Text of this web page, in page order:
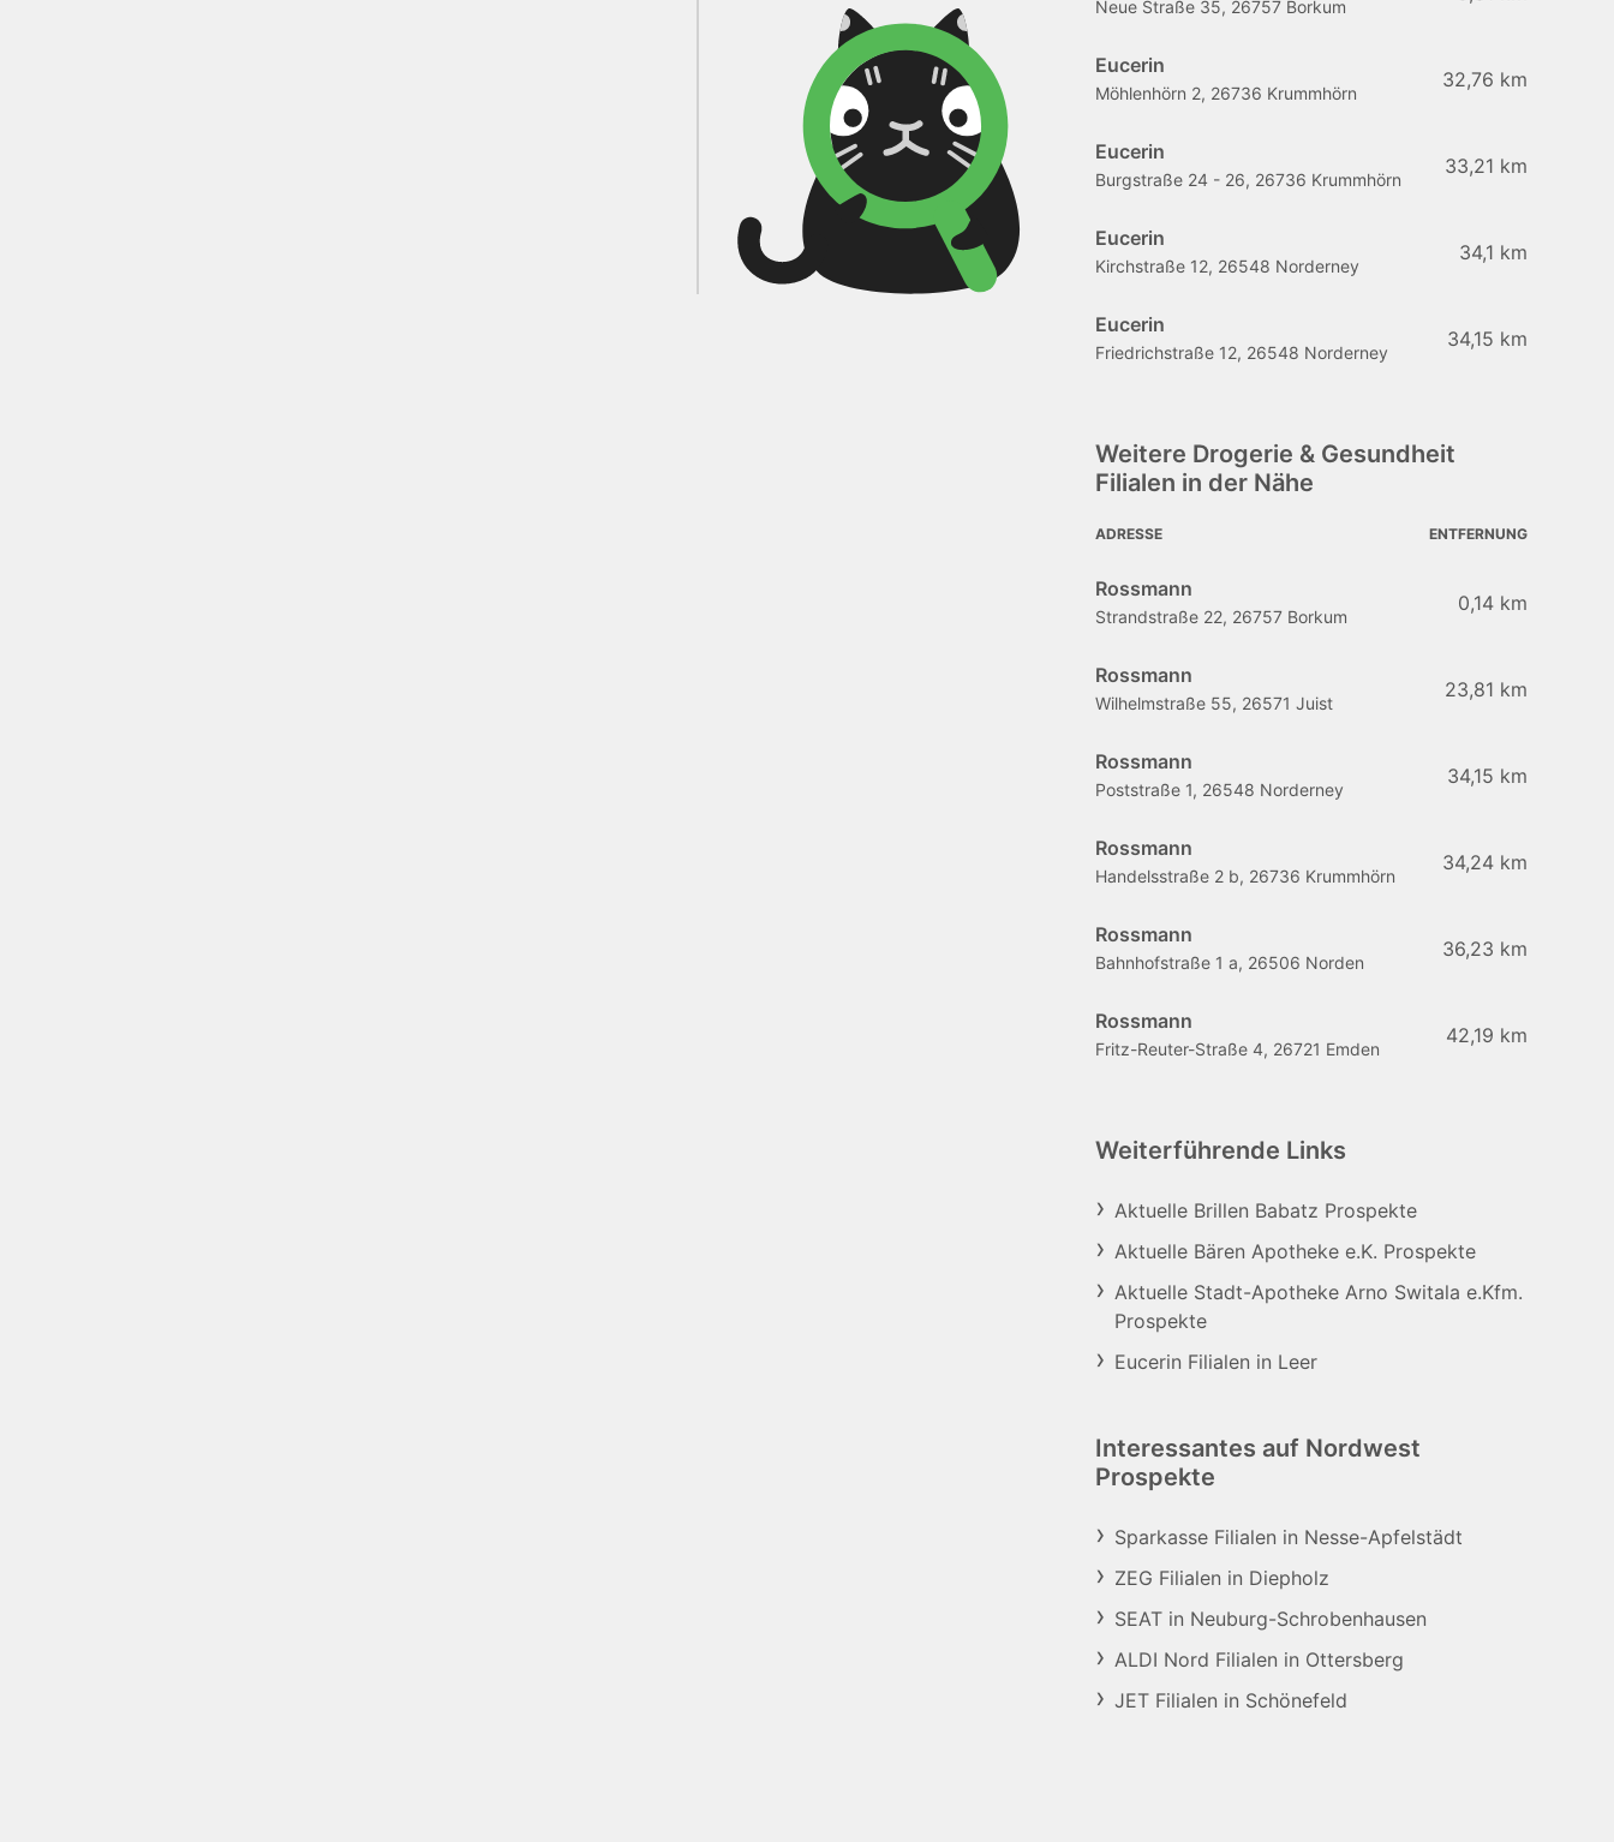
Neue Straße 35, 26757 Borkum
Eucerin
Möhlenhörn 2, 26736 Krummhörn
32,76 km
Eucerin
Burgstraße 24 - 26, 26736 Krummhörn
33,21 km
Eucerin
Kirchstraße 12, 26548 Norderney
34,1 km
Eucerin
Friedrichstraße 12, 26548 Norderney
34,15 km
Weitere Drogerie & Gesundheit
Filialen in der Nähe
ADRESSE ENTFERNUNG
Rossmann
Strandstraße 22, 26757 Borkum
0,14 km
Rossmann
Wilhelmstraße 55, 26571 Juist
23,81 km
Rossmann
Poststraße 1, 26548 Norderney
34,15 km
Rossmann
Handelsstraße 2 b, 26736 Krummhörn
34,24 km
Rossmann
Bahnhofstraße 1 a, 26506 Norden
36,23 km
Rossmann
Fritz-Reuter-Straße 4, 26721 Emden
42,19 km
Weiterführende Links
Aktuelle Brillen Babatz Prospekte
Aktuelle Bären Apotheke e.K. Prospekte
Aktuelle Stadt-Apotheke Arno Switala e.Kfm.
Prospekte
Eucerin Filialen in Leer
Interessantes auf Nordwest
Prospekte
Sparkasse Filialen in Nesse-Apfelstädt
ZEG Filialen in Diepholz
SEAT in Neuburg-Schrobenhausen
ALDI Nord Filialen in Ottersberg
JET Filialen in Schönefeld